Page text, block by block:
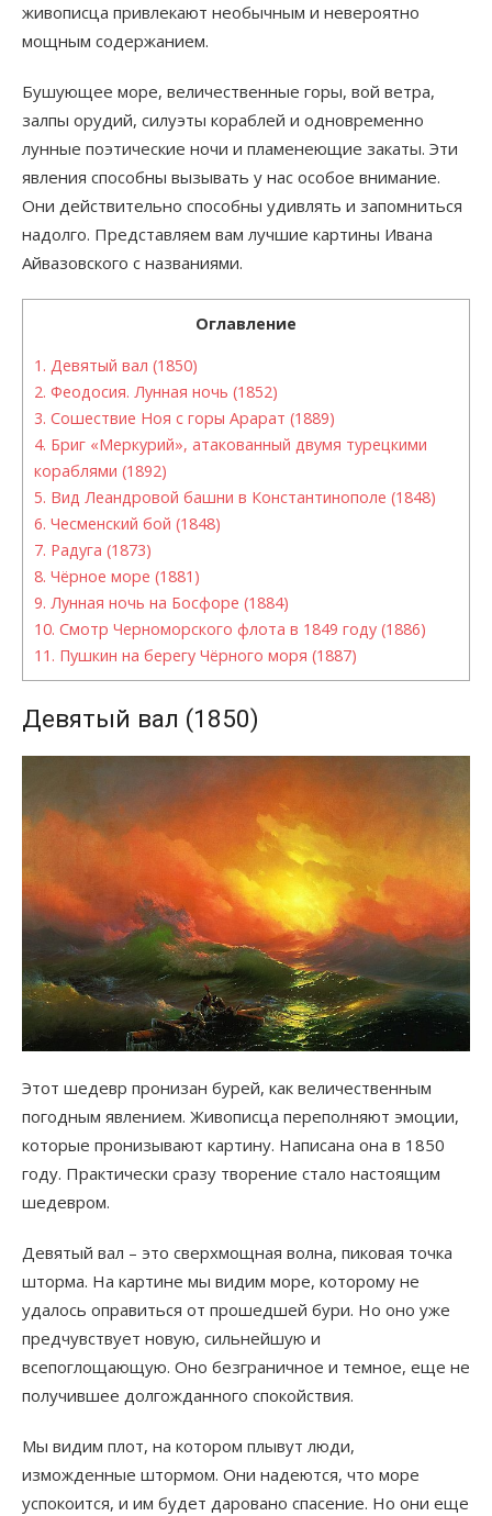
живописца привлекают необычным и невероятно
мощным содержанием.
Бушующее море, величественные горы, вой ветра,
залпы орудий, силуэты кораблей и одновременно
лунные поэтические ночи и пламенеющие закаты. Эти
явления способны вызывать у нас особое внимание.
Они действительно способны удивлять и запомниться
надолго. Представляем вам лучшие картины Ивана
Айвазовского с названиями.
Оглавление
1. Девятый вал (1850)
2. Феодосия. Лунная ночь (1852)
3. Сошествие Ноя с горы Арарат (1889)
4. Бриг «Меркурий», атакованный двумя турецкими
кораблями (1892)
5. Вид Леандровой башни в Константинополе (1848)
6. Чесменский бой (1848)
7. Радуга (1873)
8. Чёрное море (1881)
9. Лунная ночь на Босфоре (1884)
10. Смотр Черноморского флота в 1849 году (1886)
11. Пушкин на берегу Чёрного моря (1887)
Девятый вал (1850)
Этот шедевр пронизан бурей, как величественным
погодным явлением. Живописца переполняют эмоции,
которые пронизывают картину. Написана она в 1850
году. Практически сразу творение стало настоящим
шедевром.
Девятый вал – это сверхмощная волна, пиковая точка
шторма. На картине мы видим море, которому не
удалось оправиться от прошедшей бури. Но оно уже
предчувствует новую, сильнейшую и
всепоглощающую. Оно безграничное и темное, еще не
получившее долгожданного спокойствия.
Мы видим плот, на котором плывут люди,
изможденные штормом. Они надеются, что море
успокоится, и им будет даровано спасение. Но они еще